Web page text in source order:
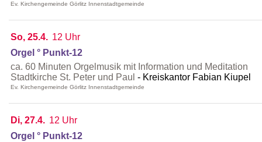
Ev. Kirchengemeinde Görlitz Innenstadtgemeinde
So, 25.4. 12 Uhr
Orgel ° Punkt-12
ca. 60 Minuten Orgelmusik mit Information und Meditation
Stadtkirche St. Peter und Paul
Kreiskantor Fabian Kiupel
Ev. Kirchengemeinde Görlitz Innenstadtgemeinde
Di, 27.4. 12 Uhr
Orgel ° Punkt-12